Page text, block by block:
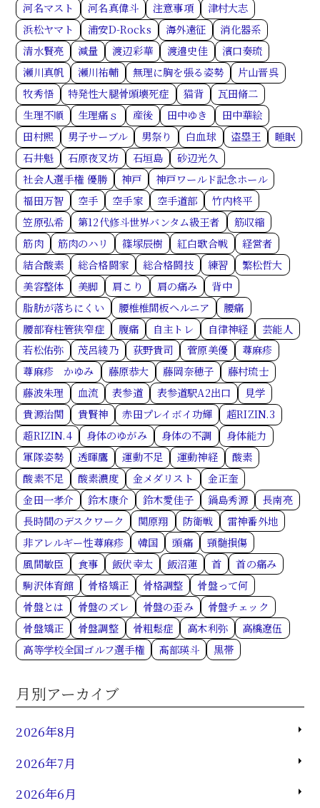
河名マスト
河名真偉斗 注意事項
津村大志
浜松ヤマト
浦安D-Rocks 海外遠征
消化器系
清水賢亮
減量 渡辺彩華 渡邉史佳
濱口奏琉
瀬川真帆
瀬川祐輔 無理に胸を張る姿勢
片山晋呉
牧秀悟
特発性大腿骨頭壊死症 猫背
瓦田脩二
生理不順
生理痛ｓ 産後 田中ゆき
田中華絵
田村熙
男子サーブル 男祭り 白血球 盗塁王
睡眠
石井魁
石原夜叉坊 石垣島
砂辺光久
社会人選手権 優勝
神戸
神戸ワールド記念ホール
福田万智
空手 空手家 空手道部
竹内柊平
笠原弘希
第12代修斗世界バンタム級王者
筋収縮
筋肉
筋肉のハリ 篠塚辰樹 紅白歌合戦
経営者
結合酸素
総合格闘家 総合格闘技 練習
繁松哲大
美容整体
美脚 肩こり 肩の痛み
背中
脂肪が落ちにくい
腰椎椎間板ヘルニア
腰痛
腰部脊柱管狭窄症
腹痛 自主トレ 自律神経
芸能人
若松佑弥
茂呂綾乃 荻野貴司 菅原美優
蕁麻疹
蕁麻疹 かゆみ
藤原恭大 藤岡奈穂子
藤村琉士
藤波朱理
血流 表参道 表参道駅A2出口
見学
貴源治関
貴賢神 赤田プレイボイ功輝
超RIZIN.3
超RIZIN.4
身体のゆがみ 身体の不調
身体能力
軍隊姿勢
透暉鷹 運動不足 運動神経
酸素
酸素不足
酸素濃度 金メダリスト
金正奎
金田一孝介
鈴木康介 鈴木愛佳子 鍋島秀源
長南亮
長時間のデスクワーク
関原翔 防衛戦
雷神番外地
非アレルギー性蕁麻疹
韓国 頭痛
頸髄損傷
風間敏臣
食事 飯伏幸太 飯沼蓮 首
首の痛み
駒沢体育館
骨格矯正 骨格調整
骨盤って何
骨盤とは
骨盤のズレ 骨盤の歪み
骨盤チェック
骨盤矯正
骨盤調整 骨粗鬆症 高木利弥
高橋遼伍
高等学校全国ゴルフ選手権
髙部瑛斗 黒帯
月別アーカイブ
2026年8月
2026年7月
2026年6月